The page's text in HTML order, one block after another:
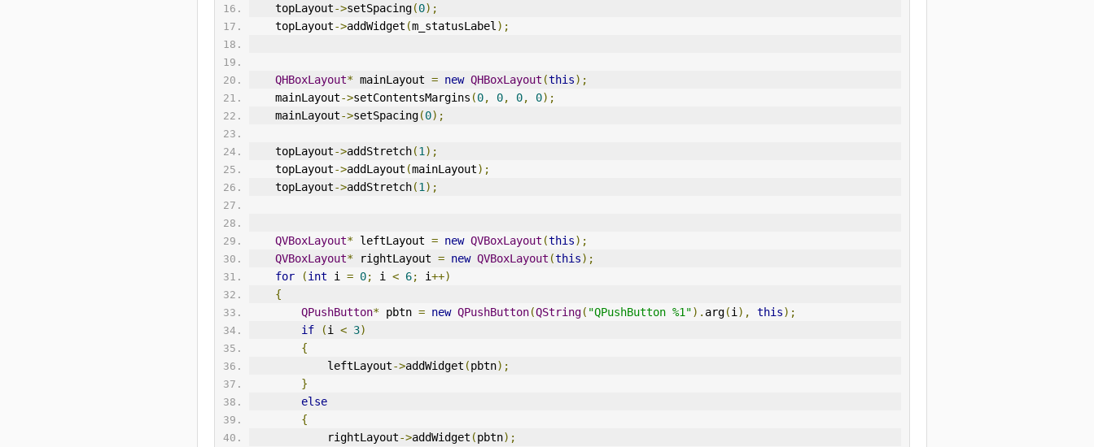
    topLayout
->setSpacing(0);
    topLayout
->addWidget (m_statusLabel );
QHBoxLayout* mainLayout = new QHBoxLayout (this);
    mainLayout
->setContentsMargins (0, 0, 0, 0);
    mainLayout
->setSpacing(0);
    topLayout
->addStretch(1 );
    topLayout
->addLayout (mainLayout);
    topLayout
->addStretch(1 );
QVBoxLayout* leftLayout = new QVBoxLayout (this);
QVBoxLayout* rightLayout = new QVBoxLayout (this);
for
(int i = 0; i < 6; i++)
{
QPushButton* pbtn = new QPushButton(QString( "QPushButton %1"). arg(i ), this);
if
(i < 3)
{
            leftLayout
->addWidget (pbtn);
}
else
{
            rightLayout
->addWidget (pbtn);